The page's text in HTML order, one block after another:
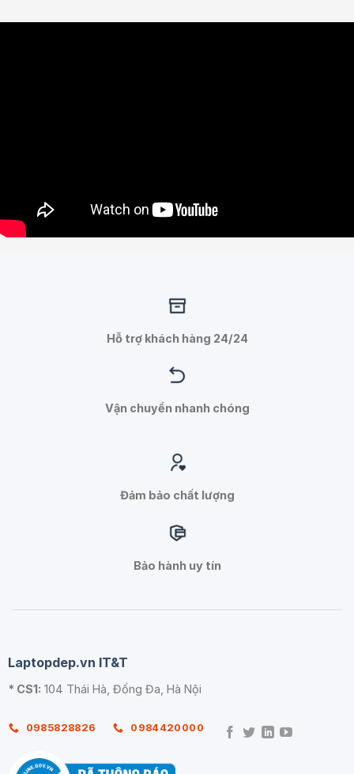
Hỗ trợ khách hàng 24/24
Vận chuyển nhanh chóng
Đảm bảo chất lượng
Bảo hành uy tín
Laptopdep.vn IT&T
* CS1: 104 Thái Hà, Đống Đa, Hà Nội
0985828826 0984420000